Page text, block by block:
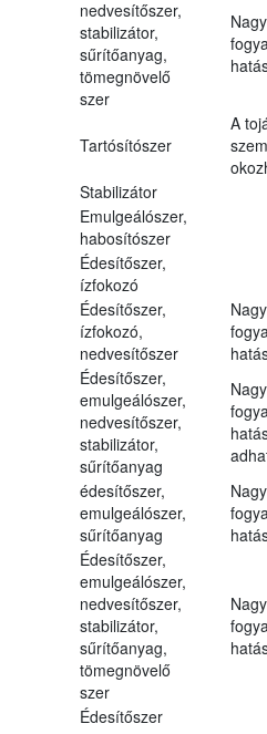
nedvesítőszer,
stabilizátor,
sűrítőanyag,
tömegnövelő
szer
Tartósítószer
A
Stabilizátor
Emulgeálószer,
habosítószer
Édesítőszer,
ízfokozó
Édesítőszer,
ízfokozó,
nedvesítőszer
Édesítőszer,
emulgeálószer,
nedvesítőszer,
stabilizátor,
sűrítőanyag
édesítőszer,
emulgeálószer,
sűrítőanyag
Édesítőszer,
emulgeálószer,
nedvesítőszer,
stabilizátor,
sűrítőanyag,
tömegnövelő
szer
Édesítőszer